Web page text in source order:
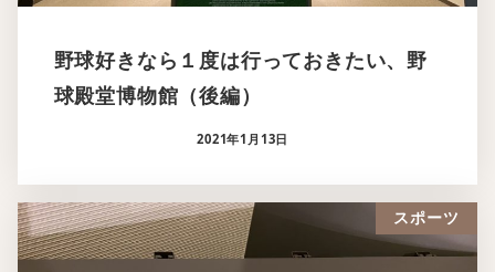
野球好きなら１度は行っておきたい、野
球殿堂博物館（後編）
2021年1月13日
スポーツ